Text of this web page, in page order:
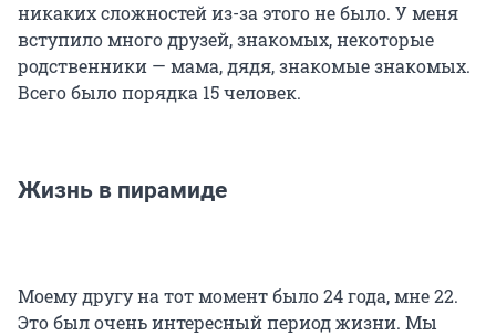
никаких сложностей из-за этого не было. У меня
вступило много друзей, знакомых, некоторые
родственники — мама, дядя, знакомые знакомых.
Всего было порядка 15 человек.
Жизнь в пирамиде
Моему другу на тот момент было 24 года, мне 22.
Это был очень интересный период жизни. Мы